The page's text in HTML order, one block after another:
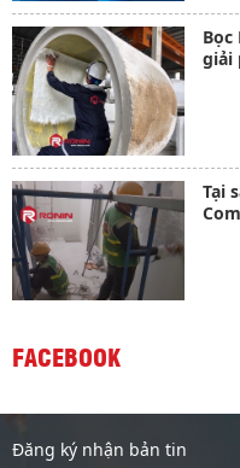
Bọc
giải
Tại
FACEBOOK
Đăng ký nhận bản tin